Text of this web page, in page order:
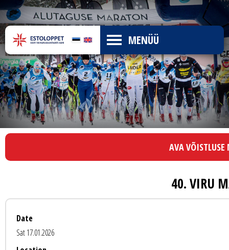
MENÜÜ
AVA VÕISTLUSE
40. VIRU
Date
Sat 17.01.2026